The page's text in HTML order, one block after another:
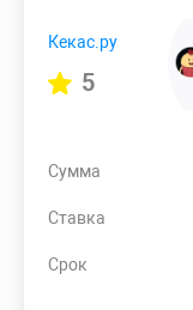
Кекас.ру
5
Сумма
Ставка
Срок